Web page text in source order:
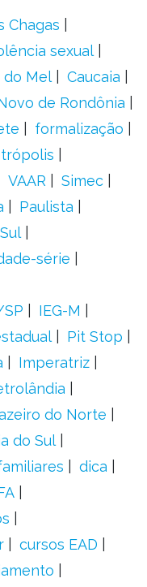
Chagas
sexual
do Mel
Caucaia
de Rondônia
formalização
VAAR
Simec
Paulista
série
IEG-M
Pit Stop
Imperatriz
do Norte
do Sul
dica
cursos EAD